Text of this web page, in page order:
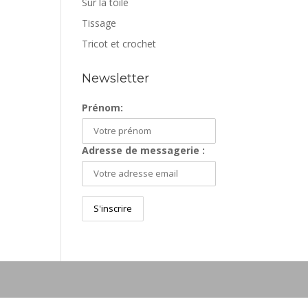
Tissage
Tricot et crochet
Newsletter
Prénom:
Adresse de messagerie :